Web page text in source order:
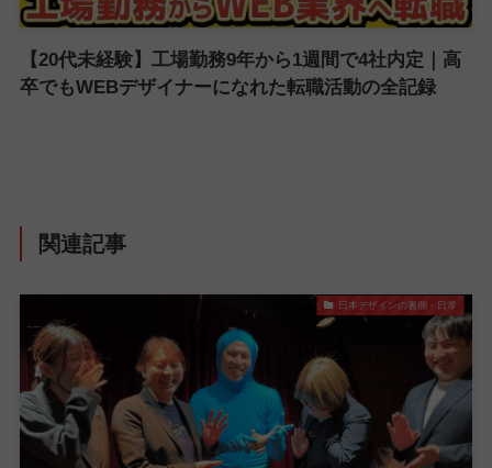
【20代未経験】工場勤務9年から1週間で4社内定｜高
卒でもWEBデザイナーになれた転職活動の全記録
関連記事
日本デザインの裏側・日常